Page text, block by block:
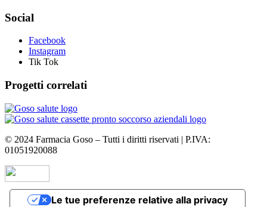
Social
Facebook
Instagram
Tik Tok
Progetti correlati
© 2024 Farmacia Goso – Tutti i diritti riservati | P.IVA:
01051920088
Le tue preferenze relative alla privacy